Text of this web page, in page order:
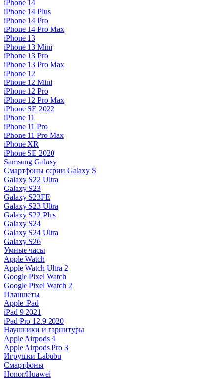
iPhone 14
iPhone 14 Plus
iPhone 14 Pro
iPhone 14 Pro Max
iPhone 13
iPhone 13 Mini
iPhone 13 Pro
iPhone 13 Pro Max
iPhone 12
iPhone 12 Mini
iPhone 12 Pro
iPhone 12 Pro Max
iPhone SE 2022
iPhone 11
iPhone 11 Pro
iPhone 11 Pro Max
iPhone XR
iPhone SE 2020
Samsung Galaxy
Смартфоны серии Galaxy S
Galaxy S22 Ultra
Galaxy S23
Galaxy S23FE
Galaxy S23 Ultra
Galaxy S22 Plus
Galaxy S24
Galaxy S24 Ultra
Galaxy S26
Умные часы
Apple Watch
Apple Watch Ultra 2
Google Pixel Watch
Google Pixel Watch 2
Планшеты
Apple iPad
iPad 9 2021
iPad Pro 12.9 2020
Наушники и гарнитуры
Apple Airpods 4
Apple Airpods Pro 3
Игрушки Labubu
Смартфоны
Honor/Huawei